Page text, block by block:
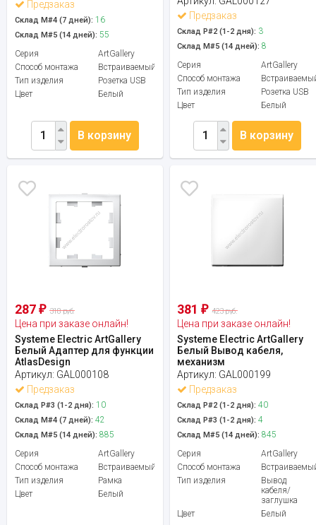
Предзаказ
Склад М#4 (7 дней): 16
Склад М#5 (14 дней): 55
Серия
ArtGallery
Способ монтажа
Встраиваемый
Тип изделия
Розетка USB
Цвет
Белый
В корзину
Предзаказ
Склад Р#2 (1-2 дня): 3
Склад М#5 (14 дней): 8
Серия
ArtGallery
Способ монтажа
Тип изделия
Розетка USB
Цвет
Белый
В корзину
287 ₽ 318 руб.
Цена при заказе онлайн!
Systeme Electric ArtGallery
Белый Адаптер для функции
AtlasDesign
Артикул: GAL000108
Предзаказ
Склад Р#3 (1-2 дня): 10
Склад М#4 (7 дней): 42
Склад М#5 (14 дней): 885
Серия
ArtGallery
Способ монтажа
Встраиваемый
Тип изделия
Рамка
Цвет
Белый
381₽ 423 руб.
Цена при заказе онлайн!
Systeme Electric ArtGallery
Белый Вывод кабеля,
механизм
Артикул: GAL000199
Предзаказ
Склад Р#2 (1-2 дня): 40
Склад Р#3 (1-2 дня): 4
Склад М#5 (14 дней): 845
Серия
ArtGallery
Способ монтажа
Тип изделия
Вывод
кабеля/
заглушка
Цвет
Белый